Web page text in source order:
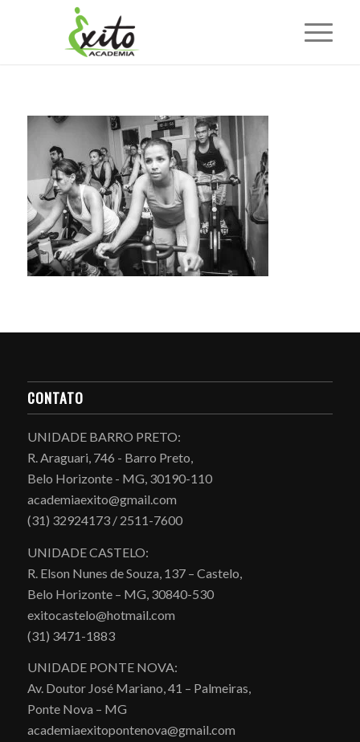
CONTATO
UNIDADE BARRO PRETO:
R. Araguari, 746 - Barro Preto,
Belo Horizonte - MG, 30190-110
academiaexito@gmail.com
(31) 32924173 / 2511-7600
UNIDADE CASTELO:
R. Elson Nunes de Souza, 137 – Castelo,
Belo Horizonte – MG, 30840-530
exitocastelo@hotmail.com
(31) 3471-1883
UNIDADE PONTE NOVA:
Av. Doutor José Mariano, 41 – Palmeiras,
Ponte Nova – MG
academiaexitopontenova@gmail.com